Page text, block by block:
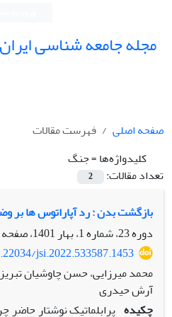
مجله جامعه شناسی ایران
صفحه اصلی
فهرست مقالات
کلیدواژه‌ها =جنگ
تعداد مقالات:
2
بازگشت بدن : رد آپاراتوس ها بر
دوره 23، شماره 1، بهار 1401، صفحه
jsi.2022.533587.1453
محمد میرزایی، حسن چاوشیان
آرش حیدری
چکیده پرابلماتیک نوشتار